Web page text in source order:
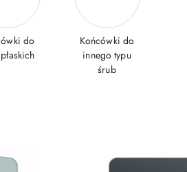
do
Końcówki do
innego typu
śrub